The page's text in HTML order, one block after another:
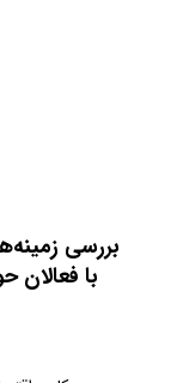
بررسی
با